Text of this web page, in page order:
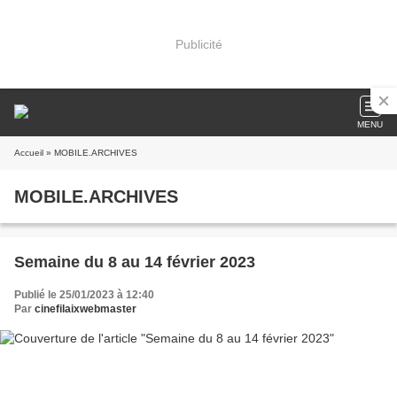
Publicité
MENU
Accueil » MOBILE.ARCHIVES
MOBILE.ARCHIVES
Semaine du 8 au 14 février 2023
Publié le 25/01/2023 à 12:40
Par cinefilaixwebmaster